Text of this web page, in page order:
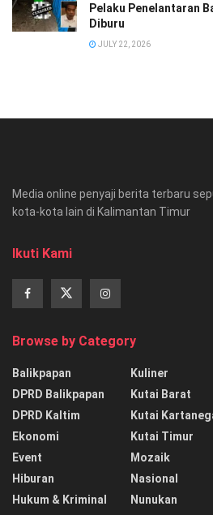
Pelaku Penelantaran
Diburu
JULY 22, 2026
Media online penyaji berita terbaru
kota-kota lain di Kalimantan Timur
Ikuti Kami
Browse by Category
Balikpapan
DPRD Balikpapan
DPRD Kaltim
Ekonomi
Event
Hiburan
Hukum & Kriminal
Kuliner
Kutai Barat
Kutai
Kutai Timur
Mozaik
Nasional
Nunukan